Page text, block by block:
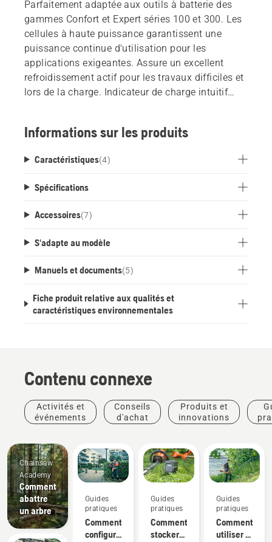
Parfaitement adaptée aux outils à batterie des
gammes Confort et Expert séries 100 et 300. Les
cellules à haute puissance garantissent une
puissance continue d'utilisation pour les
applications exigeantes. Assure un excellent
refroidissement actif pour les travaux difficiles et
lors de la charge. Indicateur de charge intuitif
Informations sur les produits
Caractéristiques(4)
Spécifications
Accessoires(7)
S'adapte au modèle
Manuels et documents(5)
Fiche produit relative aux qualités et
caractéristiques environnementales
Contenu connexe
Activités et
événements
Conseils
d'achat
Produits et
innovations
Chainsaw
Academy
Comment
abattre
un arbre
Guides
pratiques
Comment
configurer
Guides
pratiques
Comment
stocker
Guides
pratiques
Comment
utiliser le